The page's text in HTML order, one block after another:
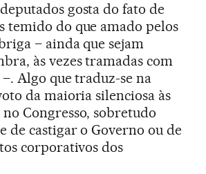
gosta do fato de
temido do que amado pelos
– ainda que sejam
às vezes tramadas com
Algo que traduz-se na
da maioria silenciosa às
Congresso, sobretudo
de castigar o Governo ou de
corporativos dos